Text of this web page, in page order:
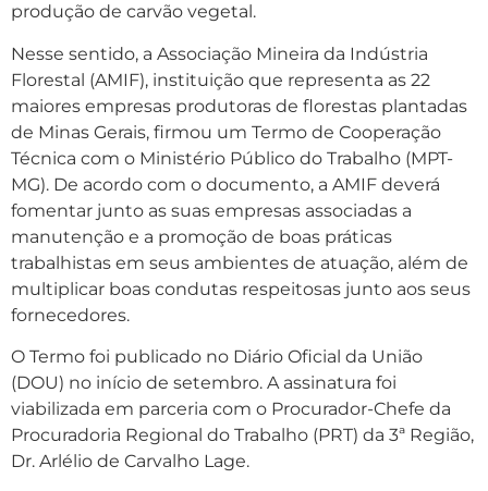
produção de carvão vegetal.
Nesse sentido, a Associação Mineira da Indústria
Florestal (AMIF), instituição que representa as 22
maiores empresas produtoras de florestas plantadas
de Minas Gerais, firmou um Termo de Cooperação
Técnica com o Ministério Público do Trabalho (MPT-
MG). De acordo com o documento, a AMIF deverá
fomentar junto as suas empresas associadas a
manutenção e a promoção de boas práticas
trabalhistas em seus ambientes de atuação, além de
multiplicar boas condutas respeitosas junto aos seus
fornecedores.
O Termo foi publicado no Diário Oficial da União
(DOU) no início de setembro. A assinatura foi
viabilizada em parceria com o Procurador-Chefe da
Procuradoria Regional do Trabalho (PRT) da 3ª Região,
Dr. Arlélio de Carvalho Lage.